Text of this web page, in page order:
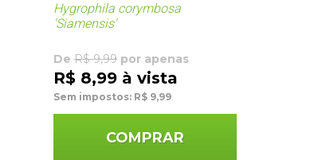
Hygrophila corymbosa
'Siamensis'
De R$ 9,99 por apenas
R$ 8,99 à vista
Sem impostos: R$ 9,99
COMPRAR